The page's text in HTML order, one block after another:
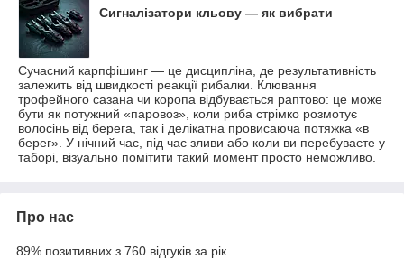
Сигналізатори кльову — як вибрати
Сучасний карпфішинг — це дисципліна, де результативність
залежить від швидкості реакції рибалки. Клювання
трофейного сазана чи коропа відбувається раптово: це може
бути як потужний «паровоз», коли риба стрімко розмотує
волосінь від берега, так і делікатна провисаюча потяжка «в
берег». У нічний час, під час зливи або коли ви перебуваєте у
таборі, візуально помітити такий момент просто неможливо.
Про нас
89% позитивних з 760 відгуків за рік